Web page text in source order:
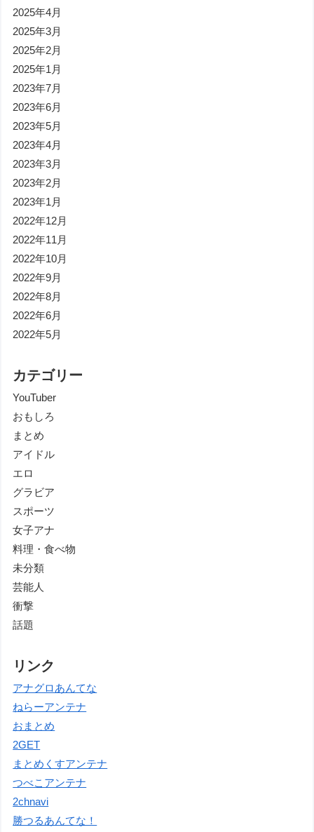
2025年4月
2025年3月
2025年2月
2025年1月
2023年7月
2023年6月
2023年5月
2023年4月
2023年3月
2023年2月
2023年1月
2022年12月
2022年11月
2022年10月
2022年9月
2022年8月
2022年6月
2022年5月
カテゴリー
YouTuber
おもしろ
まとめ
アイドル
エロ
グラビア
スポーツ
女子アナ
料理・食べ物
未分類
芸能人
衝撃
話題
リンク
アナグロあんてな
ねらーアンテナ
おまとめ
2GET
まとめくすアンテナ
つべこアンテナ
2chnavi
勝つるあんてな！